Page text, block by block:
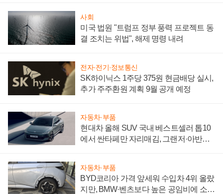
사회
미국 법원 "트럼프 정부 풍력 프로젝트 동
결 조치는 위법", 해제 명령 내려
전자·전기·정보통신
SK하이닉스 1주당 375원 현금배당 실시,
추가 주주환원 계획 9월 공개 예정
자동차·부품
현대차 올해 SUV 국내 베스트셀러 톱10
에서 싼타페만 자리매김, 그랜저·아반떼
자동차·부품
BYD코리아 가격 앞세워 수입차 4위 올랐
지만, BMW·벤츠보다 높은 공임비에 소비